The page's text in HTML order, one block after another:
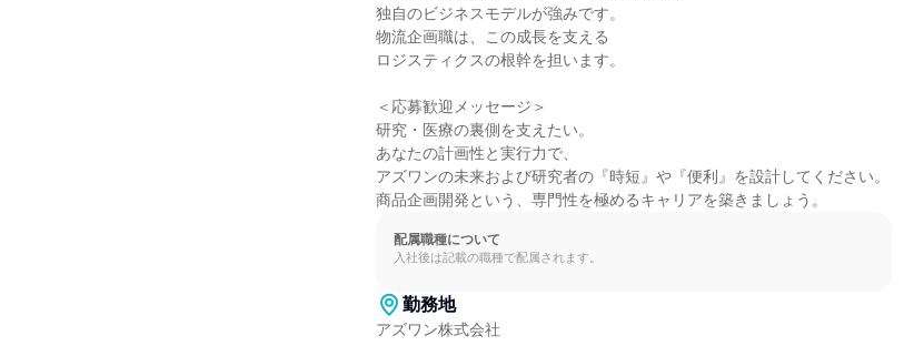
独自のビジネスモデルが強みです。
物流企画職は、この成長を支える
ロジスティクスの根幹を担います。
＜応募歓迎メッセージ＞
研究・医療の裏側を支えたい。
あなたの計画性と実行力で、
アズワンの未来および研究者の『時短』や『便利』を設計してください。
商品企画開発という、専門性を極めるキャリアを築きましょう。
配属職種について
入社後は記載の職種で配属されます。
勤務地
アズワン株式会社